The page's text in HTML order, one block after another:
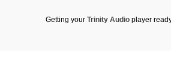
Getting your Trinity Audioplayer